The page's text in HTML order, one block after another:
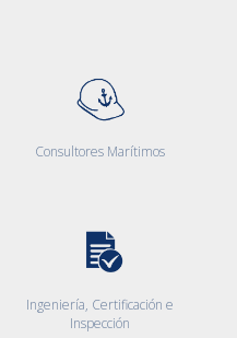
Consultores Marítimos
Ingeniería, Certificación e
Inspección